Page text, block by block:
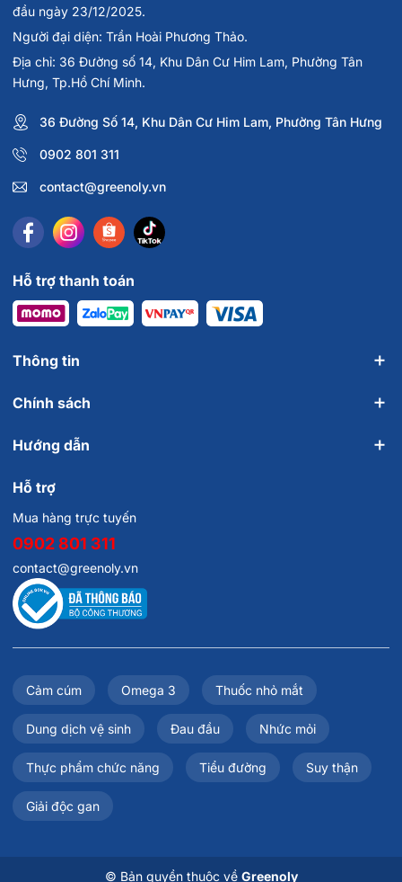
đầu ngày 23/12/2025.
Người đại diện: Trần Hoài Phương Thảo.
Địa chỉ: 36 Đường số 14, Khu Dân Cư Him Lam, Phường Tân
Hưng, Tp.Hồ Chí Minh.
36 Đường Số 14, Khu Dân Cư Him Lam, Phường Tân Hưng
0902 801 311
contact@greenoly.vn
Hỗ trợ thanh toán
Thông tin
Chính sách
Hướng dẫn
Hỗ trợ
Mua hàng trực tuyến
0902 801 311
contact@greenoly.vn
Cảm cúm Omega 3 Thuốc nhỏ mắt
Dung dịch vệ sinh Đau đầu Nhức mỏi
Thực phẩm chức năng Tiểu đường Suy thận
Giải độc gan
© Bản quyền thuộc về Greenoly